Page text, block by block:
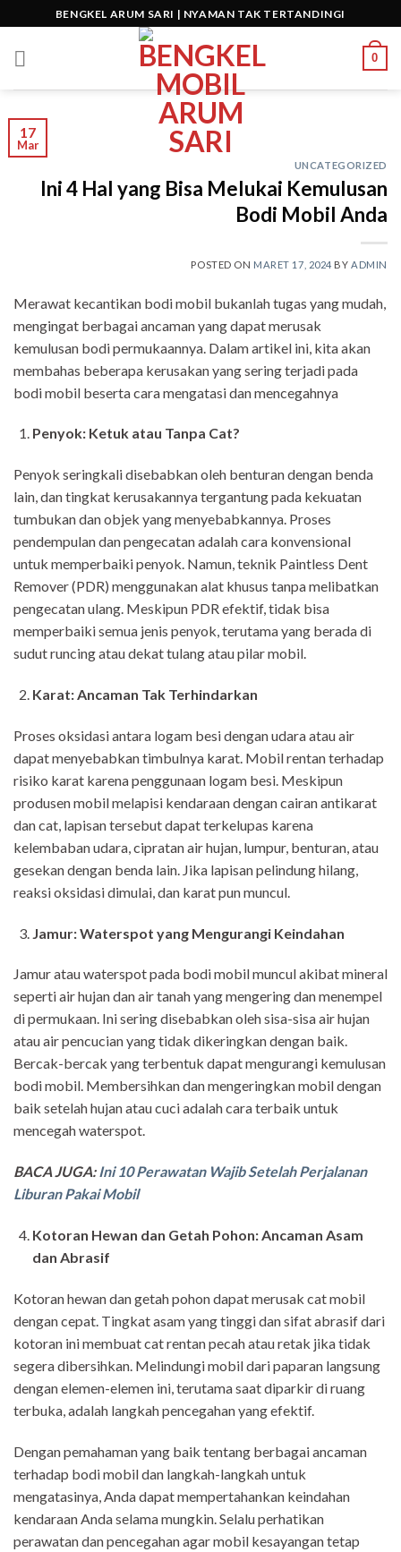
to
content
BENGKEL ARUM SARI | NYAMAN TAK TERTANDINGI
0
17
Mar
UNCATEGORIZED
Ini 4 Hal yang Bisa Melukai Kemulusan
Bodi Mobil Anda
POSTED ON MARET 17, 2024 BY ADMIN
Merawat kecantikan bodi mobil bukanlah tugas yang mudah,
mengingat berbagai ancaman yang dapat merusak
kemulusan bodi permukaannya. Dalam artikel ini, kita akan
membahas beberapa kerusakan yang sering terjadi pada
bodi mobil beserta cara mengatasi dan mencegahnya
Penyok: Ketuk atau Tanpa Cat?
Penyok seringkali disebabkan oleh benturan dengan benda
lain, dan tingkat kerusakannya tergantung pada kekuatan
tumbukan dan objek yang menyebabkannya. Proses
pendempulan dan pengecatan adalah cara konvensional
untuk memperbaiki penyok. Namun, teknik Paintless Dent
Remover (PDR) menggunakan alat khusus tanpa melibatkan
pengecatan ulang. Meskipun PDR efektif, tidak bisa
memperbaiki semua jenis penyok, terutama yang berada di
sudut runcing atau dekat tulang atau pilar mobil.
Karat: Ancaman Tak Terhindarkan
Proses oksidasi antara logam besi dengan udara atau air
dapat menyebabkan timbulnya karat. Mobil rentan terhadap
risiko karat karena penggunaan logam besi. Meskipun
produsen mobil melapisi kendaraan dengan cairan antikarat
dan cat, lapisan tersebut dapat terkelupas karena
kelembaban udara, cipratan air hujan, lumpur, benturan, atau
gesekan dengan benda lain. Jika lapisan pelindung hilang,
reaksi oksidasi dimulai, dan karat pun muncul.
Jamur: Waterspot yang Mengurangi Keindahan
Jamur atau waterspot pada bodi mobil muncul akibat mineral
seperti air hujan dan air tanah yang mengering dan menempel
di permukaan. Ini sering disebabkan oleh sisa-sisa air hujan
atau air pencucian yang tidak dikeringkan dengan baik.
Bercak-bercak yang terbentuk dapat mengurangi kemulusan
bodi mobil. Membersihkan dan mengeringkan mobil dengan
baik setelah hujan atau cuci adalah cara terbaik untuk
mencegah waterspot.
BACA JUGA:Ini 10 Perawatan Wajib Setelah Perjalanan
Liburan Pakai Mobil
Kotoran Hewan dan Getah Pohon: Ancaman Asam
dan Abrasif
Kotoran hewan dan getah pohon dapat merusak cat mobil
dengan cepat. Tingkat asam yang tinggi dan sifat abrasif dari
kotoran ini membuat cat rentan pecah atau retak jika tidak
segera dibersihkan. Melindungi mobil dari paparan langsung
dengan elemen-elemen ini, terutama saat diparkir di ruang
terbuka, adalah langkah pencegahan yang efektif.
Dengan pemahaman yang baik tentang berbagai ancaman
terhadap bodi mobil dan langkah-langkah untuk
mengatasinya, Anda dapat mempertahankan keindahan
kendaraan Anda selama mungkin. Selalu perhatikan
perawatan dan pencegahan agar mobil kesayangan tetap